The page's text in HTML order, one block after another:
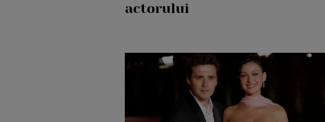
actorului